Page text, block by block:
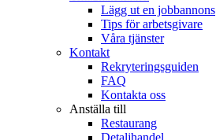
Lägg ut en jobbannons
Tips för arbetsgivare
Våra tjänster
Kontakt
Rekryteringsguiden
FAQ
Kontakta oss
Anställa till
Restaurang
Detaljhandel